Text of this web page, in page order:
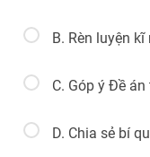
B. Rèn luyện
C. Góp ý Đề
D. Chia sẻ bí